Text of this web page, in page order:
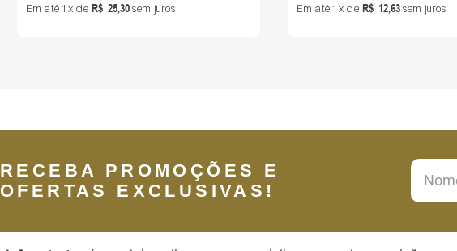
Em até1 de R$ 25,30sem juros Em até1 de R$ 12,63sem juros
RECEBA PROMOÇÕES E
OFERTAS EXCLUSIVAS!